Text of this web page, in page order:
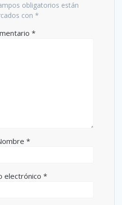
obligatorios están
con *
*
*
electrónico *